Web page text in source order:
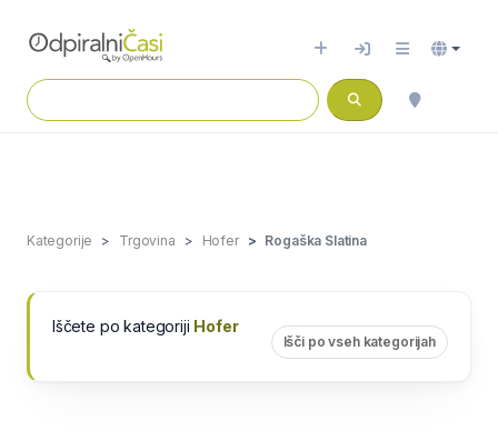
Kategorije Trgovina Hofer Rogaška Slatina
Iščete po kategoriji Hofer
Išči po vseh kategorijah